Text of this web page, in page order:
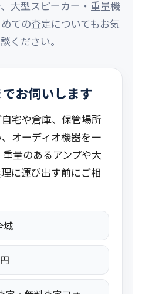
大型スピーカー・重量機
ての査定についてもお気
ください。
お伺いします
宅や倉庫、保管場所
オーディオ機器を一
量のあるアンプや大
に運び出す前にご相
域